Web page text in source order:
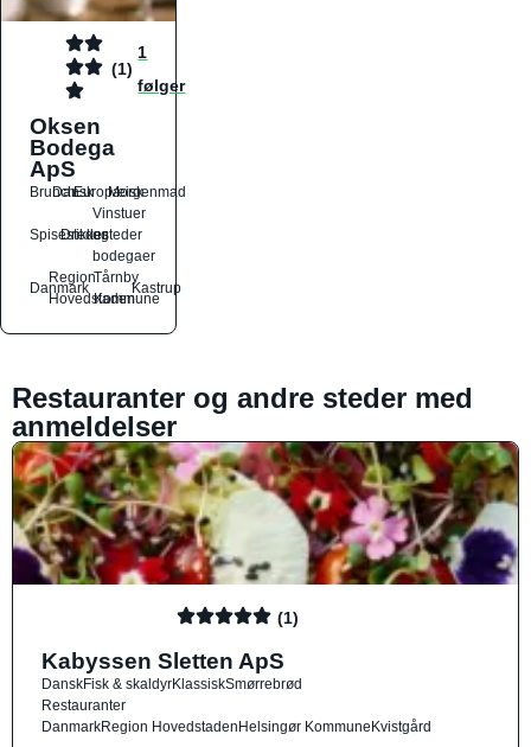
(1)
1
følger
Oksen
Bodega
ApS
Brunch
DanskEuropæiskMorgenmad
Spisesteder
Drikkesteder
Vinstuer
og
bodegaer
Danmark
Region
Hovedstaden
Tårnby
Kommune
Kastrup
Restauranter og andre steder med
anmeldelser
(1)
Kabyssen Sletten ApS
DanskFisk & skaldyrKlassiskSmørrebrød
Restauranter
DanmarkRegion HovedstadenHelsingør KommuneKvistgård